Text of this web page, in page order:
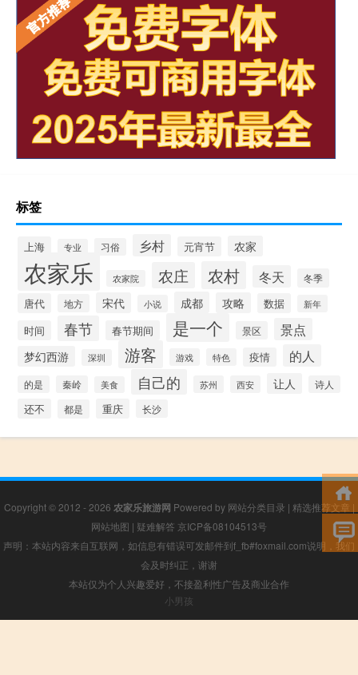
标签
上海 专业 习俗 乡村 元宵节 农家
农家乐 农家院 农庄 农村 冬天 冬季
唐代 地方 宋代 小说 成都 攻略 数据 新年
时间 春节 春节期间 是一个 景区 景点
梦幻西游 深圳 游客 游戏 特色 疫情 的人
的是 秦岭 美食 自己的 苏州 西安 让人 诗人
还不 都是 重庆 长沙
Copyright © 2012 - 2026 农家乐旅游网 Powered by 网站分类目录 | 精选推荐文章 |
网站地图 | 疑难解答 京ICP备08104513号
声明：本站内容来自互联网，如信息有错误可发邮件到f_fb#foxmail.com说明，我们
会及时纠正，谢谢
本站仅为个人兴趣爱好，不接盈利性广告及商业合作
小男孩